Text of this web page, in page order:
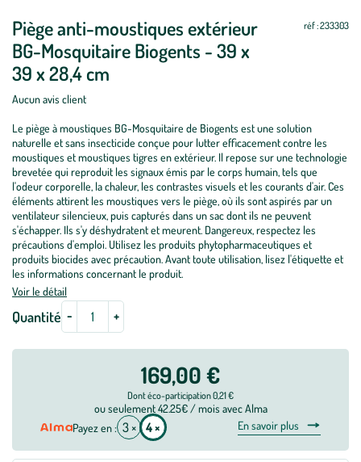
Piège anti-moustiques extérieur
BG-Mosquitaire Biogents - 39 x
39 x 28,4 cm
réf : 233303
Aucun avis client
Le piège à moustiques BG-Mosquitaire de Biogents est une solution
naturelle et sans insecticide conçue pour lutter efficacement contre les
moustiques et moustiques tigres en extérieur. Il repose sur une technologie
brevetée qui reproduit les signaux émis par le corps humain, tels que
l'odeur corporelle, la chaleur, les contrastes visuels et les courants d'air. Ces
éléments attirent les moustiques vers le piège, où ils sont aspirés par un
ventilateur silencieux, puis capturés dans un sac dont ils ne peuvent
s'échapper. Ils s'y déshydratent et meurent. Dangereux, respectez les
précautions d'emploi. Utilisez les produits phytopharmaceutiques et
produits biocides avec précaution. Avant toute utilisation, lisez l'étiquette et
les informations concernant le produit.
Voir le détail
Quantité
jour
-
jour
+
169,00 €
Dont éco-participation 0,21 €
ou seulement 42.25€ / mois avec Alma
Payez en : 3 × 4 × En savoir plus